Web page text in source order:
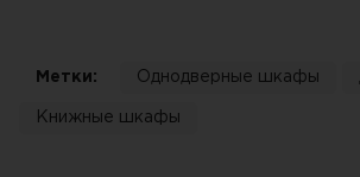
Тумбы
Метки: Однодверные шкафы
Книжные шкафы